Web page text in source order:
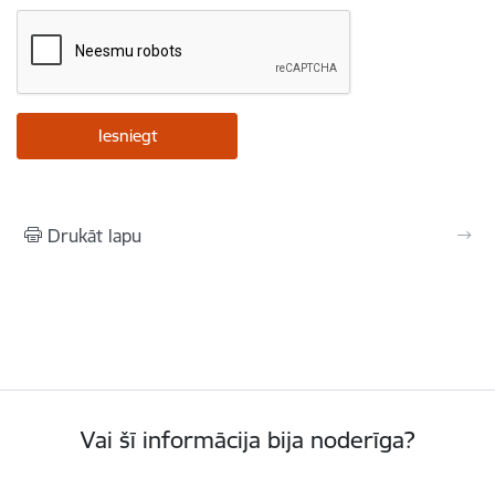
Drukāt lapu
Vai šī informācija bija noderīga?